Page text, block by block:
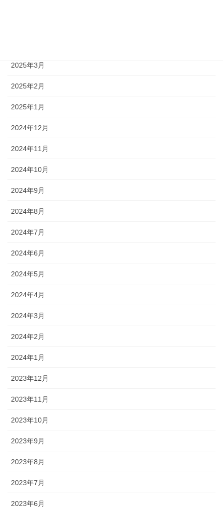
2025年3月
2025年2月
2025年1月
2024年12月
2024年11月
2024年10月
2024年9月
2024年8月
2024年7月
2024年6月
2024年5月
2024年4月
2024年3月
2024年2月
2024年1月
2023年12月
2023年11月
2023年10月
2023年9月
2023年8月
2023年7月
2023年6月